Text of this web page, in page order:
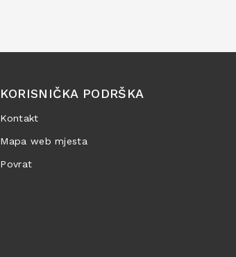
KORISNIČKA PODRŠKA
Kontakt
Mapa web mjesta
Povrat